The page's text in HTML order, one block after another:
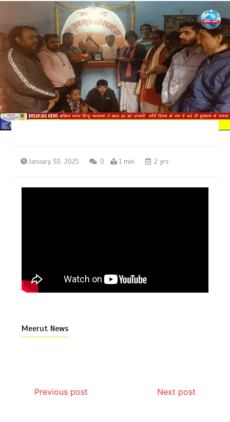
January 30, 2025 0 1 min 2 yrs
Meerut News
Previous post Next post